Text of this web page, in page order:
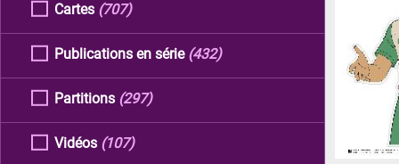
Cartes (707)
Publications en série (432)
Partitions (297)
Vidéos (107)